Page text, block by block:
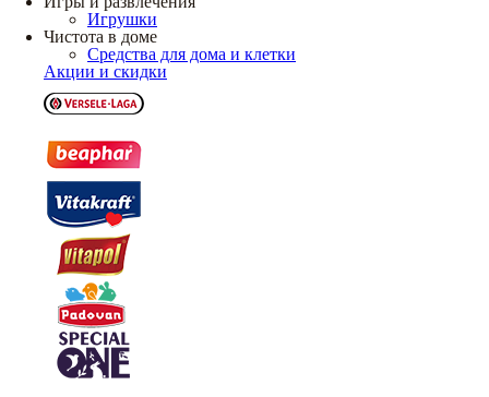
Игрушки
Чистота в доме
Средства для дома и клетки
Акции и скидки